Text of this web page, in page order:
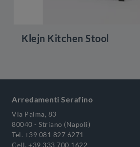
Klejn Kitchen Stool
Arredamenti Serafino
Via Palma, 83
80040 - Striano (Napoli)
Tel. +39 081 827 6271
Cell. +39 333 700 1622